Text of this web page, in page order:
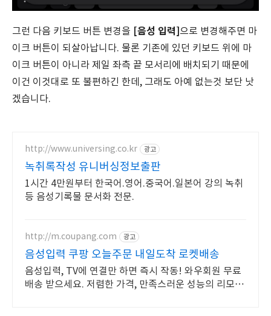
그런 다음 키보드 버튼 변경을 [음성 입력] 으로 변경해주면 마
이크 버튼이 되살아납니다. 물론 기존에 있던 키보드 위에 마
이크 버튼이 아니라 제일 좌측 끝 모서리에 배치되기 때문에
이건 이것대로 또 불편하긴 한데, 그래도 아예 없는것 보단 낫
겠습니다.
http://www.universing.co.kr 광고
녹취록작성 유니버싱정보출판
1시간 4만원부터 한국어.영어.중국어.일본어 강의 녹취
등 음성기록물 문서화 전문.
http://m.coupang.com 광고
음성입력 쿠팡 오늘주문 내일도착 로켓배송
음성입력, TV에 연결만 하면 즉시 작동! 와우회원 무료
배송 받으세요. 저렴한 가격, 만족스러운 성능의 리모컨,